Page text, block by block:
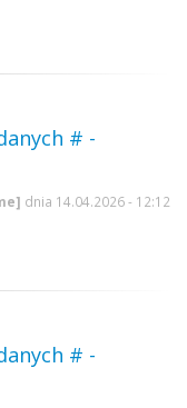
# -
dnia 14.04.2026 - 12:12
# -